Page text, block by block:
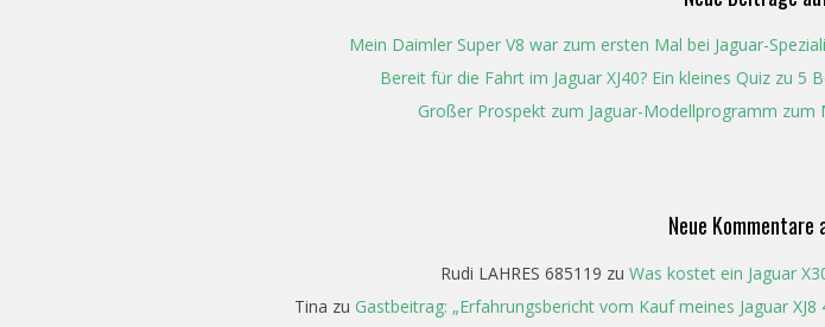
Mein Daimler Super V8 war zum ersten Mal bei Jaguar-
Bereit für die Fahrt im Jaguar XJ40? Ein kleines Quiz zu 5
Großer Prospekt zum Jaguar-Modellprogramm zum
Neue Kommentare
Rudi LAHRES 685119 zu Was kostet ein Jaguar
Tina zu Gastbeitrag: „Erfahrungsbericht vom Kauf meines Jaguar